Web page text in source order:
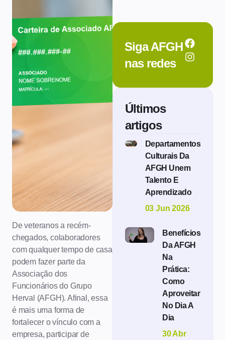
De veteranos a recém-
chegados, colaboradores
com qualquer tempo de casa
podem fazer parte da
Associação dos
Funcionários do Grupo
Herval (AFGH). Afinal, essa
é mais uma forma de
fortalecer o vínculo com a
empresa, participar de
Siga AFGH
nas redes
Últimos
artigos
Departamentos
Culturais Da
AFGH Unem
Talento E
Aprendizado
03 Jun 2026
Benefícios
Da AFGH
Na
Prática:
Como
Aproveitar
No Dia A
Dia
30 Abr